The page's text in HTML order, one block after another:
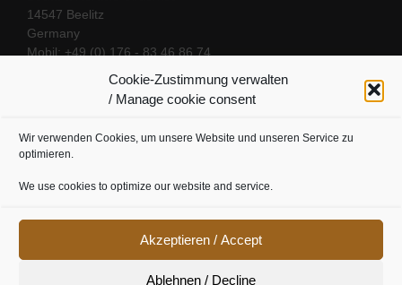
Cookie-Zustimmung verwalten
/ Manage cookie consent
Wir verwenden Cookies, um unsere Website und unseren Service zu
optimieren.
We use cookies to optimize our website and service.
Akzeptieren / Accept
Ablehnen / Decline
14547 Beelitz
Germany
Mobil: +49 (0) 176 - 83 46 86 74
SOCIAL LINKS